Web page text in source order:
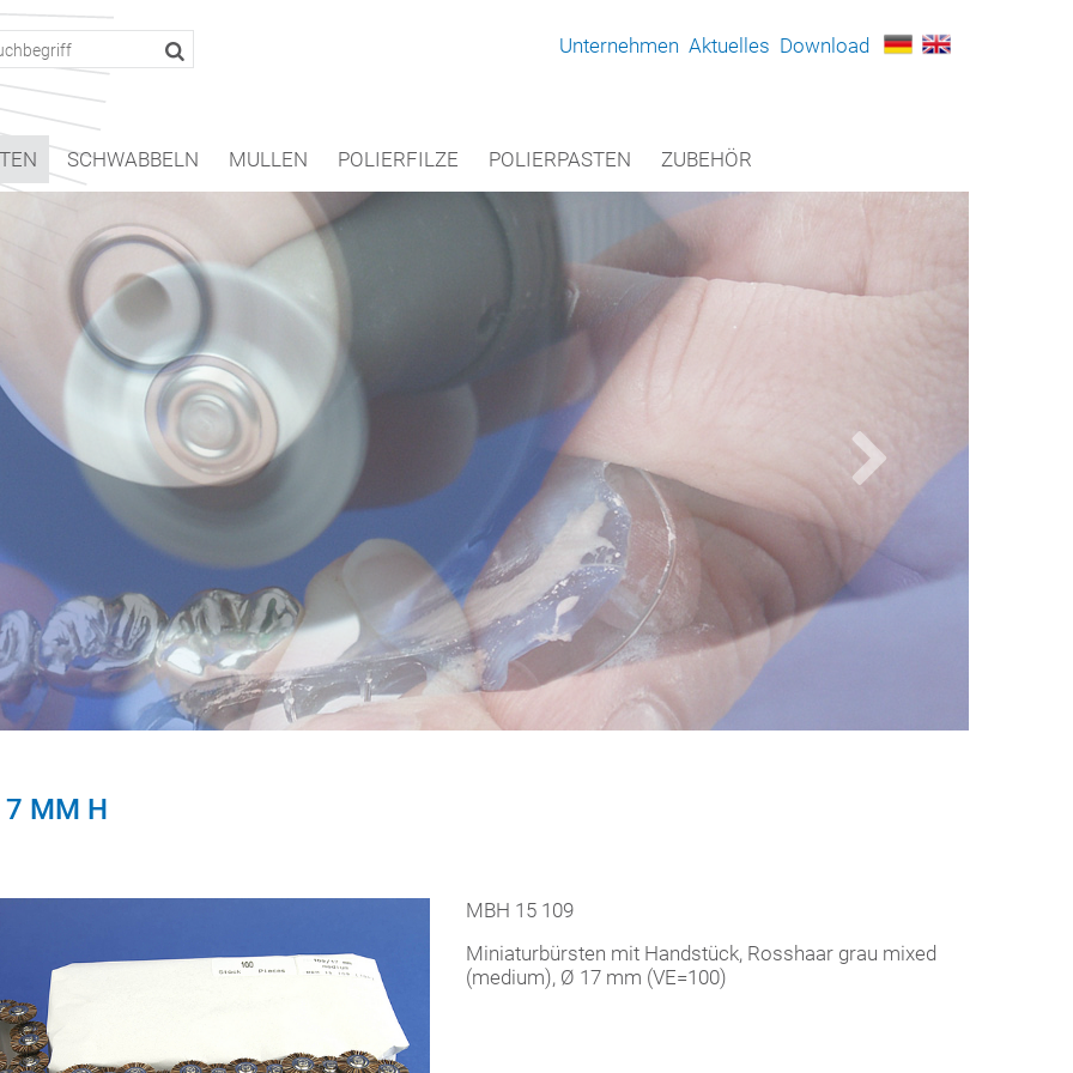
Unternehmen Aktuelles Download
SCHWABBELN MULLEN POLIERFILZE POLIERPASTEN ZUBEHÖR
MM H
MBH 15 109
Miniaturbürsten mit Handstück, Rosshaar grau mixed
(medium), Ø 17 mm (VE=100)